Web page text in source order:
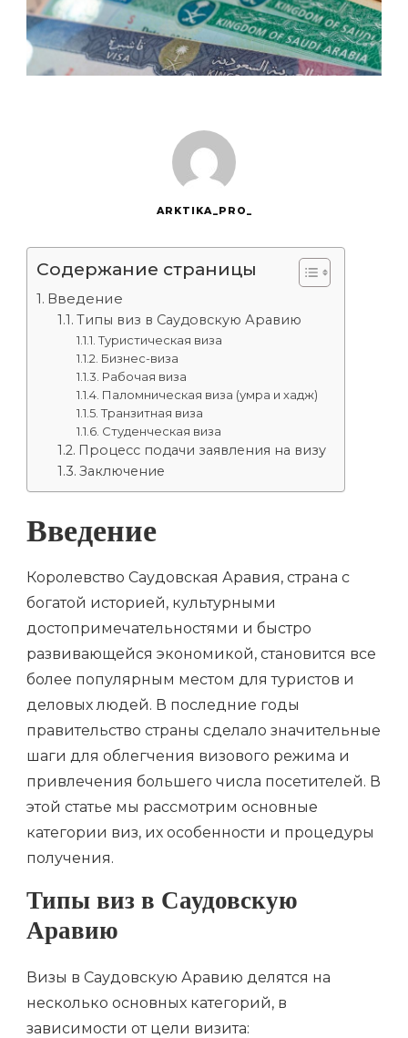
ARKTIKA_PRO_
Содержание страницы
Введение
Типы виз в Саудовскую Аравию
Туристическая виза
Бизнес-виза
Рабочая виза
Паломническая виза (умра и хадж)
Транзитная виза
Студенческая виза
Процесс подачи заявления на визу
Заключение
Введение
Королевство Саудовская Аравия, страна с
богатой историей, культурными
достопримечательностями и быстро
развивающейся экономикой, становится все
более популярным местом для туристов и
деловых людей. В последние годы
правительство страны сделало значительные
шаги для облегчения визового режима и
привлечения большего числа посетителей. В
этой статье мы рассмотрим основные
категории виз, их особенности и процедуры
получения.
Типы виз в Саудовскую
Аравию
Визы в Саудовскую Аравию делятся на
несколько основных категорий, в
зависимости от цели визита: